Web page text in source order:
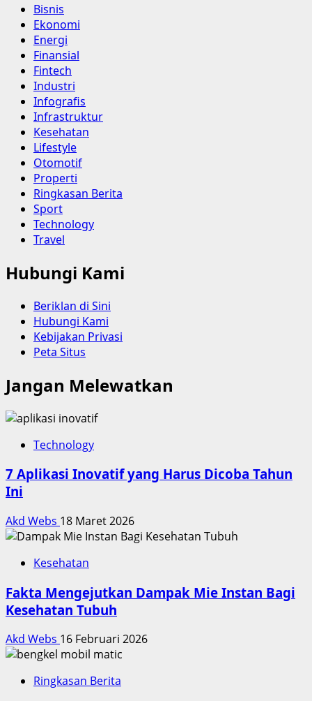
Bisnis
Ekonomi
Energi
Finansial
Fintech
Industri
Infografis
Infrastruktur
Kesehatan
Lifestyle
Otomotif
Properti
Ringkasan Berita
Sport
Technology
Travel
Hubungi Kami
Beriklan di Sini
Hubungi Kami
Kebijakan Privasi
Peta Situs
Jangan Melewatkan
Technology
7 Aplikasi Inovatif yang Harus Dicoba Tahun
Ini
Akd Webs 18 Maret 2026
Kesehatan
Fakta Mengejutkan Dampak Mie Instan Bagi
Kesehatan Tubuh
Akd Webs 16 Februari 2026
Ringkasan Berita